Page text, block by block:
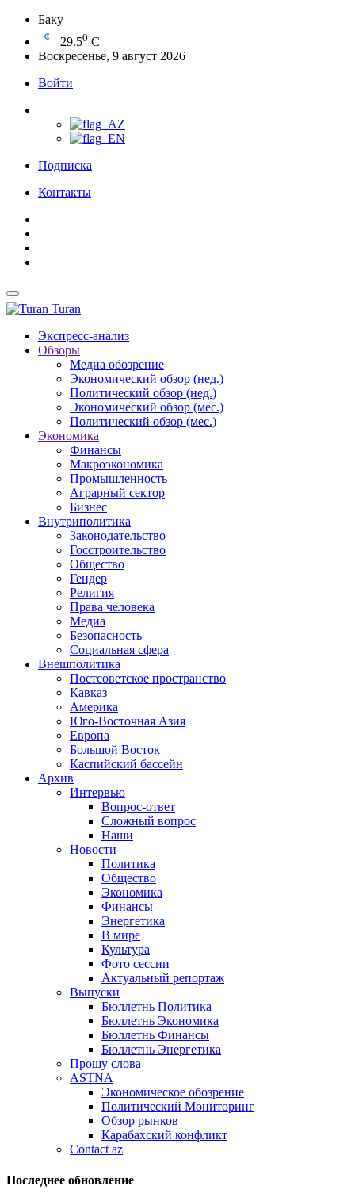
Баку
29.50 C
Воскресенье, 9 август 2026
Войти
Подписка
Контакты
Turan
Экспресс-анализ
Обзоры
Медиа обозрение
Экономический обзор (нед.)
Политический обзор (нед.)
Экономический обзор (мес.)
Политический обзор (мес.)
Экономика
Финансы
Макроэкономика
Промышленность
Аграрный сектор
Бизнес
Внутриполитика
Законодательство
Госстроительство
Общество
Гендер
Религия
Права человека
Медиа
Безопасность
Социальная сфера
Внешполитика
Постсоветское пространство
Кавказ
Америка
Юго-Восточная Азия
Европа
Большой Восток
Каспийский бассейн
Архив
Интервью
Вопрос-ответ
Сложный вопрос
Наши
Новости
Политика
Общество
Экономика
Финансы
Энергетика
В мире
Культура
Фото сессии
Актуальный репортаж
Выпуски
Бюллетнь Политика
Бюллетнь Экономика
Бюллетнь Финансы
Бюллетнь Энергетика
Прошу слова
ASTNA
Экономическое обозрение
Политический Мониторинг
Обзор рынков
Карабахский конфликт
Contact az
Последнее обновление